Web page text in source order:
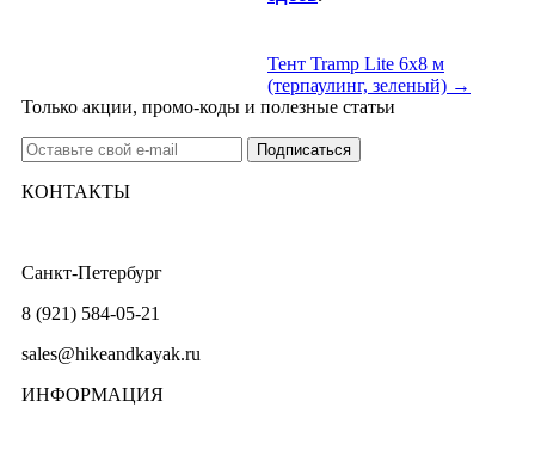
Тент Tramp Lite 6х8 м
(терпаулинг, зеленый) →
Только акции, промо-коды и полезные статьи
КОНТАКТЫ
Санкт-Петербург
8 (921) 584-05-21
sales@hikeandkayak.ru
ИНФОРМАЦИЯ